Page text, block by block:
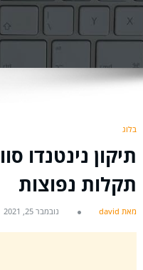
בלוג
תקלות נפוצות
מאת david נובמבר 25, 2021